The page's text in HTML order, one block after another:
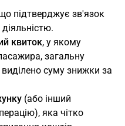
підтверджує зв'язок
квиток, у якому
загальну
суму знижки за
(або інший
яка чітко